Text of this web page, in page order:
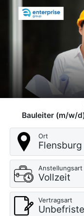
Bauleiter (m/w/
Ort
Flensburg
Anstellungsart
Vollzeit
Vertragsart